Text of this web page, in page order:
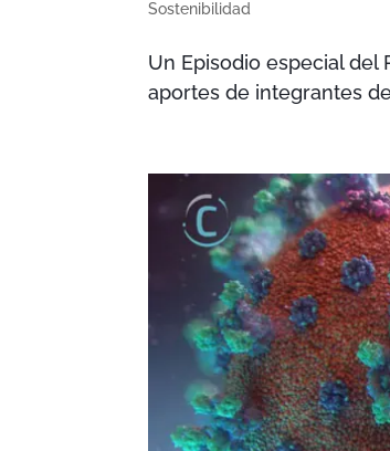
Sostenibilidad
Un Episodio especial del
aportes de integrantes